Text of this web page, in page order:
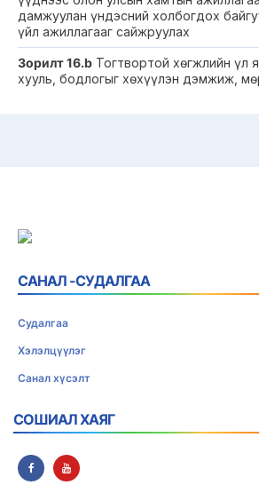
дамжуулан үндэсний холбогдох
үйл ажиллагааг сайжруулах
Зорилт 16.b Тогтвортой хөгжлийн үл
хууль, бодлогыг хөхүүлэн дэмжиж,
САНАЛ -СУДАЛГАА
Судалгаа
Хэлэлцүүлэг
Санал хүсэлт
СОШИАЛ ХАЯГ